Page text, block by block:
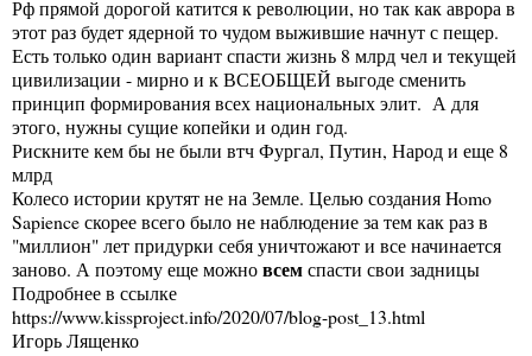
Рф прямой дорогой катится к революции, но так как аврора в
этот раз будет ядерной то чудом выжившие начнут с пещер.
Есть только один вариант спасти жизнь 8 млрд чел и текущей
цивилизации - мирно и к ВСЕОБЩЕЙ выгоде сменить
принцип формирования всех национальных элит. А для
этого, нужны сущие копейки и один год.
Рискните кем бы не были втч Фургал, Путин, Народ и еще 8
млрд
Колесо истории крутят не на Земле. Целью создания Homo
Sapience скорее всего было не наблюдение за тем как раз в
"миллион" лет придурки себя уничтожают и все начинается
заново. А поэтому еще можновсемспасти свои задницы
Подробнее в ссылке
https://www.kissproject.info/2020/07/blog-post_13.html
Игорь Лященко